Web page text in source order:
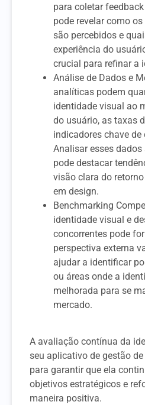
para coletar
pode revelar como
são percebidos e
experiência do
crucial para refinar a
Análise de Dados e
analíticas podem
identidade visual ao
do usuário, as taxas
indicadores chave de
Analisar esses
pode destacar
visão clara do
em design.
Benchmarking
identidade visual e
concorrentes pode
perspectiva externa
ajudar a identificar
ou áreas onde a
melhorada para se
mercado.
A avaliação contínua da
seu aplicativo de gestão de
para garantir que ela
objetivos estratégicos e
maneira positiva.